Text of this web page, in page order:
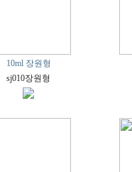
10ml 장원형
sj010장원형